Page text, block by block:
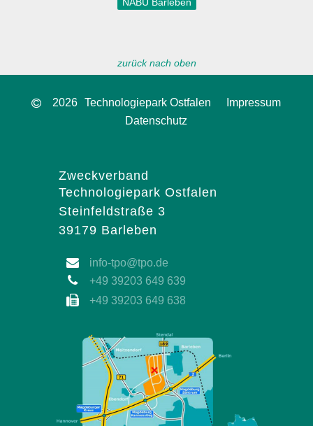
zurück nach oben
2026 Technologiepark Ostfalen
Impressum
Datenschutz
Zweckverband
Technologiepark Ostfalen
Steinfeldstraße 3
39179 Barleben
info-tpo@tpo.de
+49 39203 649 639
+49 39203 649 638